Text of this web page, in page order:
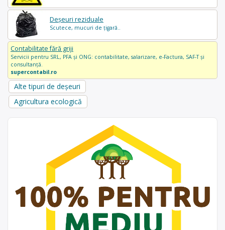
Deșeuri reziduale
Scutece, mucuri de țigară..
Contabilitate fără griji
Servicii pentru SRL, PFA și ONG: contabilitate, salarizare, e-Factura, SAF-T și
consultanță.
supercontabil.ro
Alte tipuri de deșeuri
Agricultura ecologică